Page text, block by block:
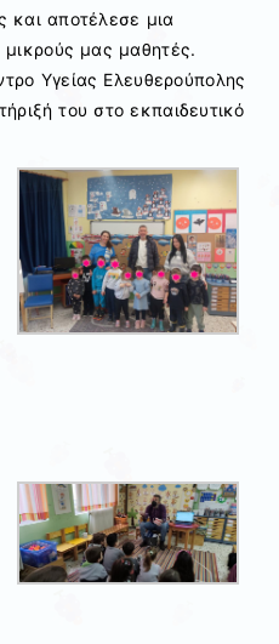
και αποτέλεσε μια
μικρούς μας μαθητές.
Υγείας Ελευθερούπολης
του στο εκπαιδευτικό